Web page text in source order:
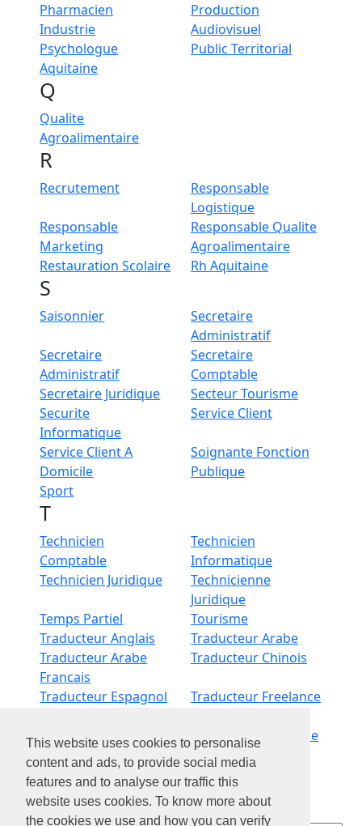
This website uses cookies to personalise
content and ads, to provide social media
features and to analyse our traffic this
website uses cookies. To know more about
the cookies we use and how you can verify
Pharmacien
Industrie
Production
Audiovisuel
Psychologue
Aquitaine
Public Territorial
Q
Qualite
Agroalimentaire
R
Recrutement
Responsable
Logistique
Responsable
Marketing
Responsable Qualite
Agroalimentaire
Restauration Scolaire
Rh Aquitaine
S
Saisonnier
Secretaire
Administratif
Secretaire
Administratif
Secretaire
Comptable
Secretaire Juridique
Secteur Tourisme
Securite
Informatique
Service Client
Service Client A
Domicile
Soignante Fonction
Publique
Sport
T
Technicien
Comptable
Technicien
Informatique
Technicien Juridique
Technicienne
Juridique
Temps Partiel
Tourisme
Traducteur Anglais
Traducteur Arabe
Traducteur Arabe
Francais
Traducteur Chinois
Traducteur Espagnol
Traducteur Freelance
Transport De
Personnes
Transport Logistique
Transport Routier
Transport Routier
Conducteur
Travail A Domicile